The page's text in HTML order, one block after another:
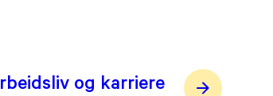
og karriere